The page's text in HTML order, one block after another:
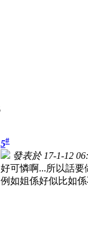
5#
發表於 17-1-12
好可憐啊...所以話要
例如姐係好似比如